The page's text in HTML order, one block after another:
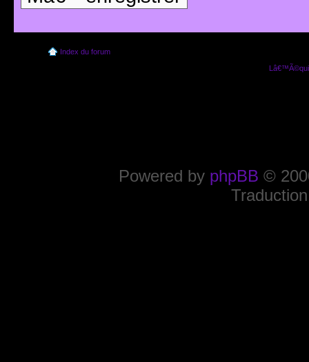
Index du forum
Powered by phpBB ©